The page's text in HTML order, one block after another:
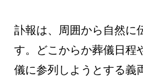
訃報は、周囲から自然に
す。どこからか葬儀日程
儀に参列しようとする義